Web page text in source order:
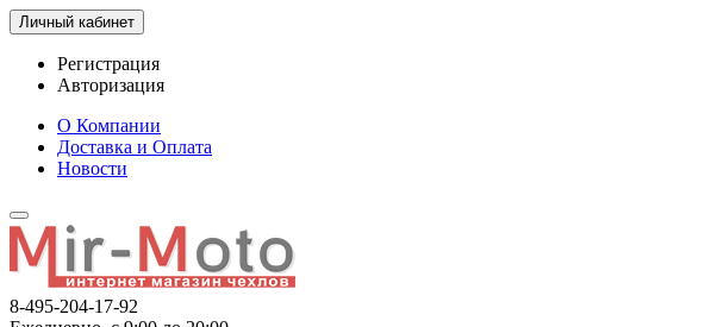
Личный кабинет
Регистрация
Авторизация
О Компании
Доставка и Оплата
Новости
8-495-204-17-92